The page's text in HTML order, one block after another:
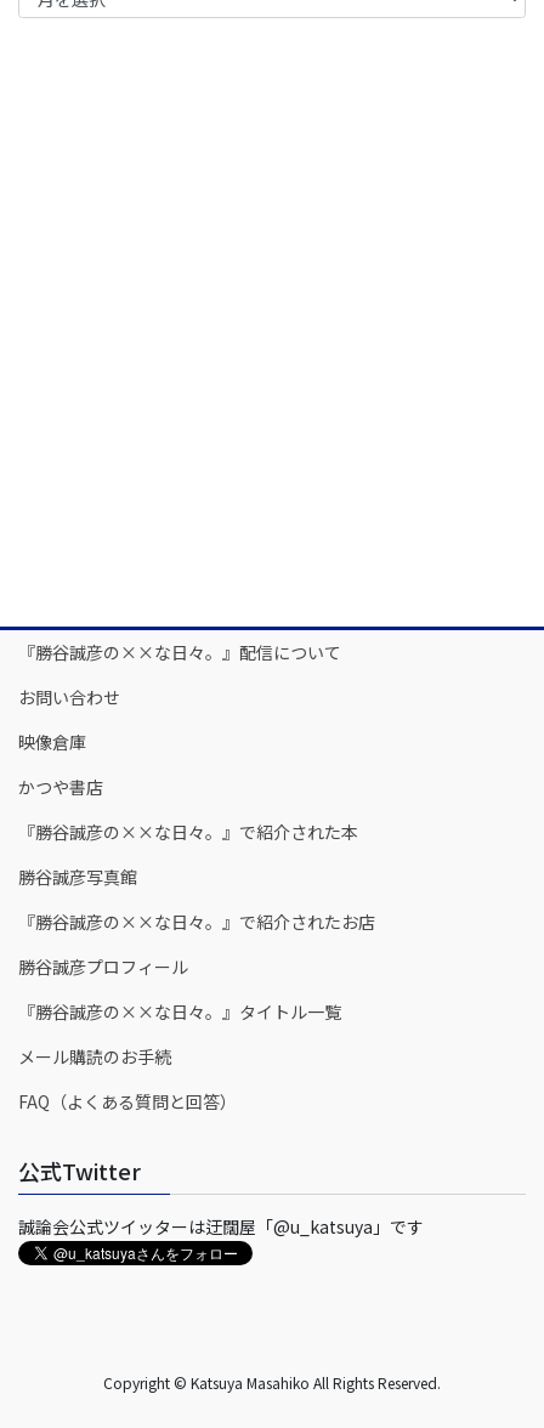
去
『勝谷誠彦の××な日々。』配信について
お問い合わせ
映像倉庫
かつや書店
『勝谷誠彦の××な日々。』で紹介された本
勝谷誠彦写真館
『勝谷誠彦の××な日々。』で紹介されたお店
勝谷誠彦プロフィール
『勝谷誠彦の××な日々。』タイトル一覧
メール購読のお手続
FAQ（よくある質問と回答）
公式Twitter
誠論会公式ツイッターは迂闊屋「@u_katsuya」です
Copyright © Katsuya Masahiko All Rights Reserved.